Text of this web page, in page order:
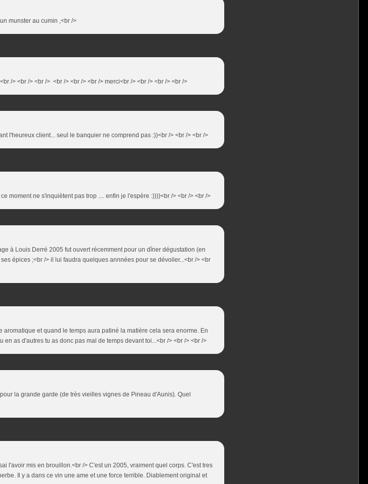
munster au cumin ,<br />
/> <br /> <br /> <br /> <br /> <br /> merci<br /> <br /> <br /> <br />
l'heureux client... seul le banquier ne comprend pas :))<br /> <br /> <br />
moment ne s'inquiètent pas trop .... enfin je l'espère :))))<br /> <br /> <br />
à Louis Derré 2005 fut ouvert récemment pour un dîner dégustation (en
épices ;<br /> il lui faudra quelques annnées pour se dévoiler...<br /> <br
aromatique et quand le temps aura patiné la matière cela sera enorme. En
en as d'autres tu as donc pas mal de temps devant toi...<br /> <br /> <br />
la grande garde (de très vieilles vignes de Pineau d'Aunis). Quel
l'avoir mis en brouillon.<br /> C'est un 2005, vraiment quel corps. C'est tres
Il y a dans ce vin une ame et une force terrible. Diablement original et